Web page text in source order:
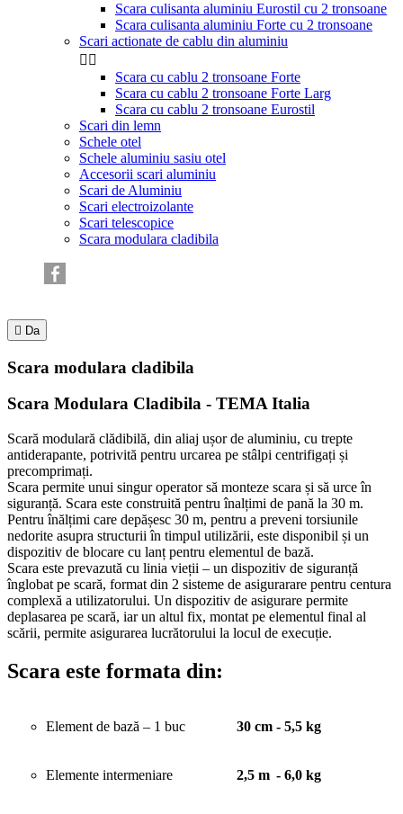
Scara culisanta aluminiu Eurostil cu 2 tronsoane
Scara culisanta aluminiu Forte cu 2 tronsoane
Scari actionate de cablu din aluminiu
 
Scara cu cablu 2 tronsoane Forte
Scara cu cablu 2 tronsoane Forte Larg
Scara cu cablu 2 tronsoane Eurostil
Scari din lemn
Schele otel
Schele aluminiu sasiu otel
Accesorii scari aluminiu
Scari de Aluminiu
Scari electroizolante
Scari telescopice
Scara modulara cladibila
 Da
Scara modulara cladibila
Scara Modulara Cladibila - TEMA Italia
Scară modulară clădibilă, din aliaj ușor de aluminiu, cu trepte
antiderapante, potrivită pentru urcarea pe stâlpi centrifigați și
precomprimați.
Scara permite unui singur operator să monteze scara și să urce în
siguranță. Scara este construită pentru înalțimi de pană la 30 m.
Pentru înălțimi care depășesc 30 m, pentru a preveni torsiunile
nedorite asupra structurii în timpul utilizării, este disponibil și un
dispozitiv de blocare cu lanț pentru elementul de bază.
Scara este prevazută cu linia vieții – un dispozitiv de siguranță
înglobat pe scară, format din 2 sisteme de asigurarare pentru centura
complexă a utilizatorului. Un dispozitiv de asigurare permite
deplasarea pe scară, iar un altul fix, montat pe elementul final al
scării, permite asigurarea lucrătorului la locul de execuție.
Scara este formata din:
Element de bază – 1 buc 30 cm - 5,5 kg
Elemente intermeniare 2,5 m - 6,0 kg